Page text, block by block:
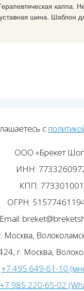
каппа.
шина. Шаблон
с
ООО «Брекет
ИНН:
КПП: 773301001
ОГРН:
Email:
Москва,
г. Москва,
+7 495 649-61-10
+7 985 220-65-02